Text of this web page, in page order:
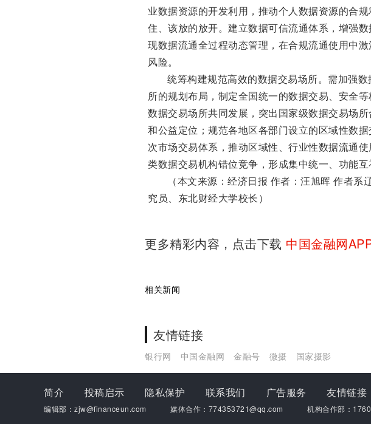
业数据资源的开发利用，推动个人数据资源的合
住、该放的放开。建立数据可信流通体系，增强
现数据流通全过程动态管理，在合规流通使用中
风险。
统筹构建规范高效的数据交易场所。需加强
所的规划布局，制定全国统一的数据交易、安全
数据交易场所共同发展，突出国家级数据交易场
和公益定位；规范各地区各部门设立的区域性数
次市场交易体系，推动区域性、行业性数据流通
类数据交易机构错位竞争，形成集中统一、功能互
（本文来源：经济日报 作者：汪旭晖 作者
究员、东北财经大学校长）
更多精彩内容，点击下载 中国金融网
相关新闻
友情链接
银行网 中国金融网 金融号 微摄 国家摄影
简介 投稿启示 隐私保护 联系我们 广告服务 友情链接
编辑部：zjw@financeun.com 媒体合作：774353721@qq.com 机构合作部：